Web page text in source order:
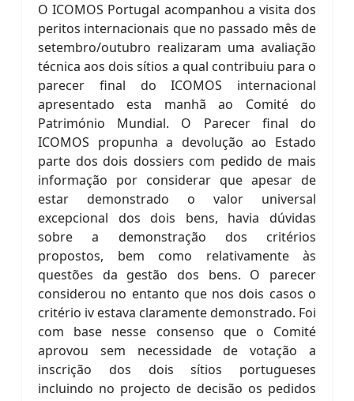
O ICOMOS Portugal acompanhou a visita dos
peritos internacionais que no passado mês de
setembro/outubro realizaram uma avaliação
técnica aos dois sítios a qual contribuiu para o
parecer final do ICOMOS internacional
apresentado esta manhã ao Comité do
Património Mundial. O Parecer final do
ICOMOS propunha a devolução ao Estado
parte dos dois dossiers com pedido de mais
informação por considerar que apesar de
estar demonstrado o valor universal
excepcional dos dois bens, havia dúvidas
sobre a demonstração dos critérios
propostos, bem como relativamente às
questões da gestão dos bens. O parecer
considerou no entanto que nos dois casos o
critério iv estava claramente demonstrado. Foi
com base nesse consenso que o Comité
aprovou sem necessidade de votação a
inscrição dos dois sítios portugueses
incluindo no projecto de decisão os pedidos